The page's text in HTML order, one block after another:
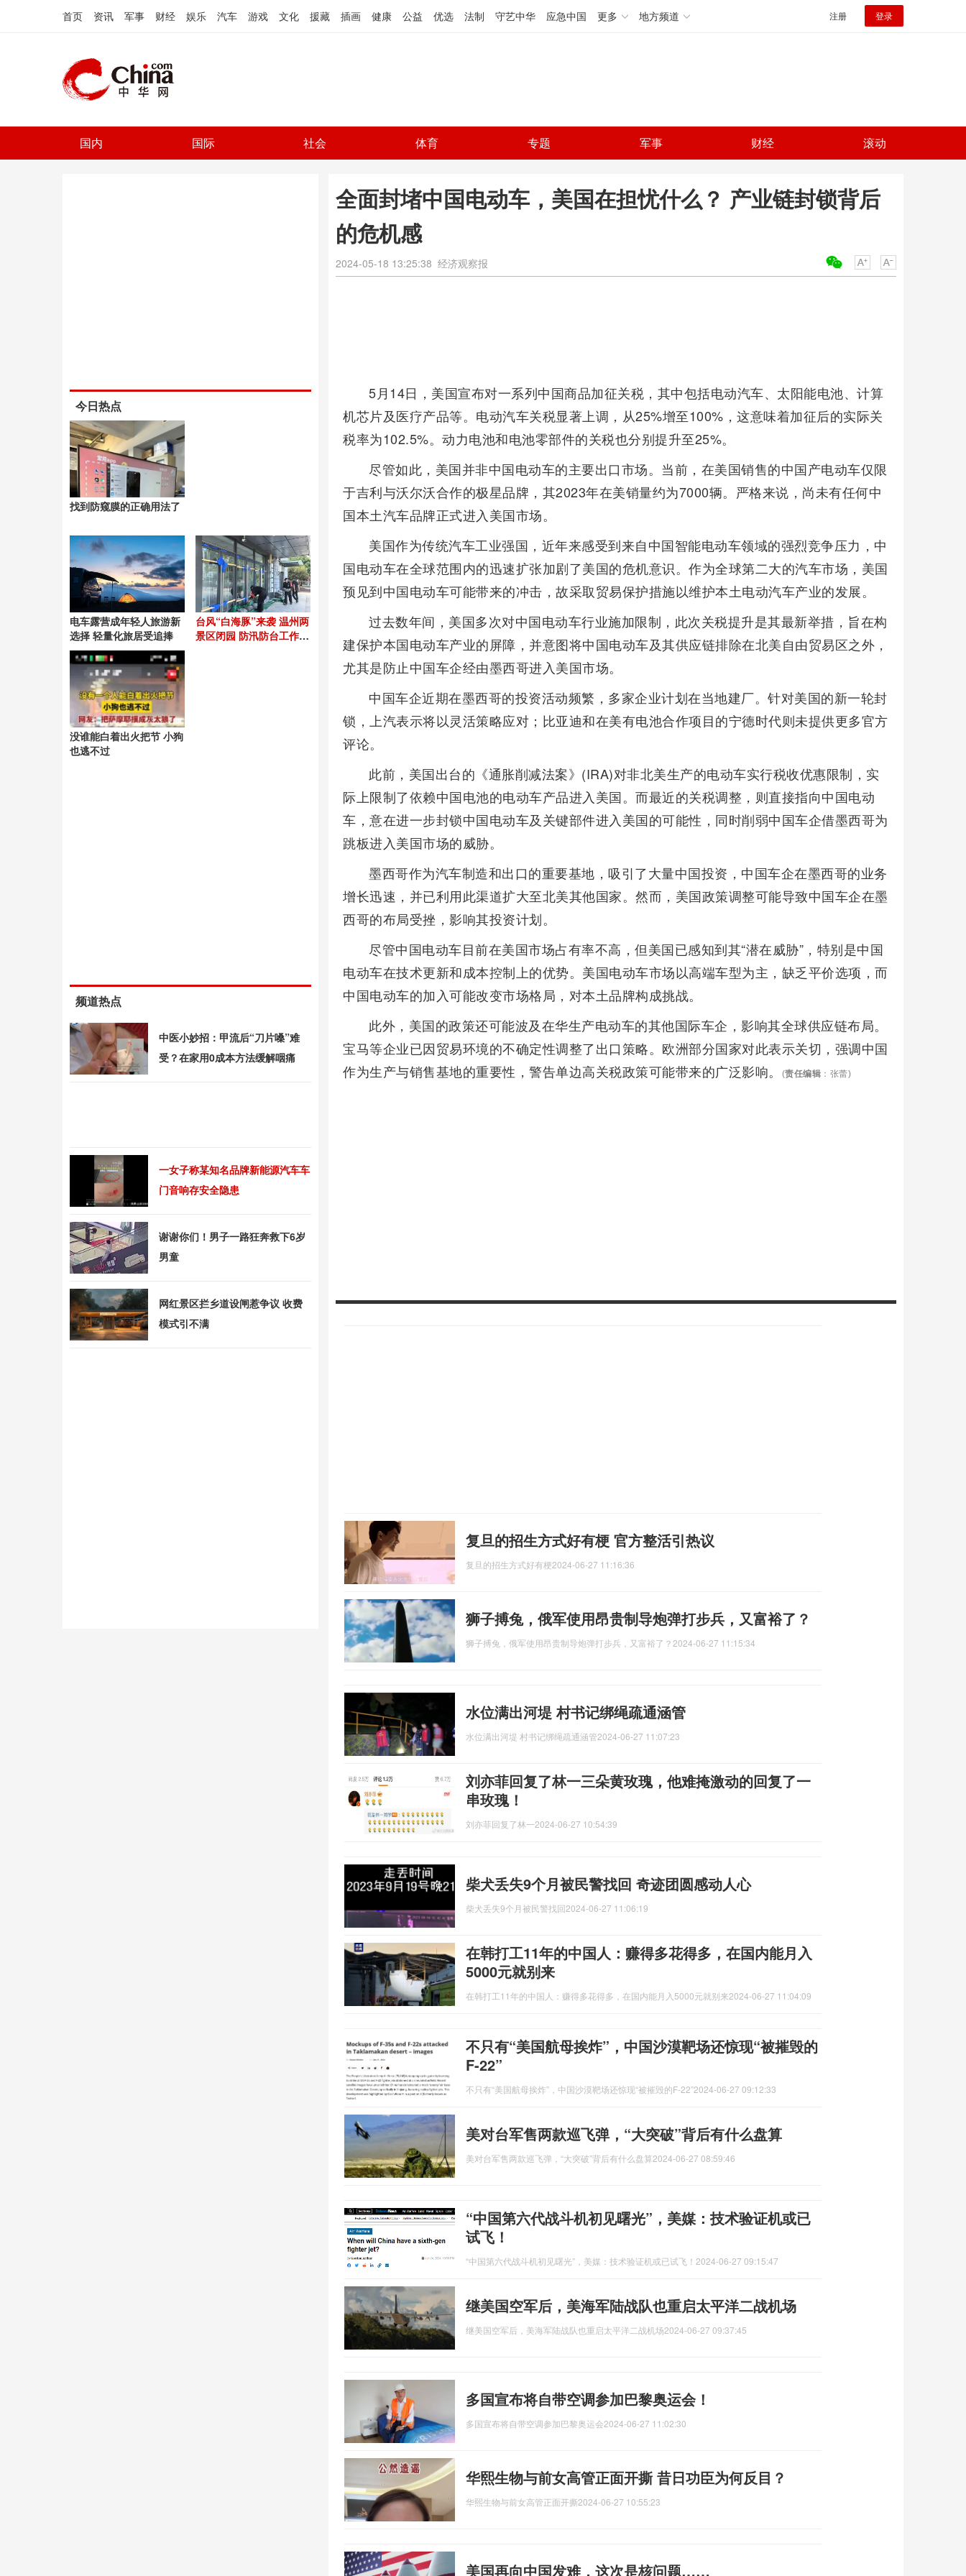
首页 资讯 军事 财经 娱乐 汽车 游戏 文化 援藏 插画 健康 公益 优选 法制 守艺中华 应急中国 更多 地方频道 注册 登录
国内 国际 社会 体育 专题 军事 财经 滚动
全面封堵中国电动车，美国在担忧什么？ 产业链封锁背后
的危机感
2024-05-18 13:25:38 经济观察报
5月14日，美国宣布对一系列中国商品加征关税，其中包括电动汽车、太阳能电池、计算
机芯片及医疗产品等。电动汽车关税显著上调，从25%增至100%，这意味着加征后的实际关
税率为102.5%。动力电池和电池零部件的关税也分别提升至25%。
尽管如此，美国并非中国电动车的主要出口市场。当前，在美国销售的中国产电动车仅限
于吉利与沃尔沃合作的极星品牌，其2023年在美销量约为7000辆。严格来说，尚未有任何中
国本土汽车品牌正式进入美国市场。
美国作为传统汽车工业强国，近年来感受到来自中国智能电动车领域的强烈竞争压力，中
国电动车在全球范围内的迅速扩张加剧了美国的危机意识。作为全球第二大的汽车市场，美国
预见到中国电动车可能带来的冲击，故采取贸易保护措施以维护本土电动汽车产业的发展。
过去数年间，美国多次对中国电动车行业施加限制，此次关税提升是其最新举措，旨在构
建保护本国电动车产业的屏障，并意图将中国电动车及其供应链排除在北美自由贸易区之外，
尤其是防止中国车企经由墨西哥进入美国市场。
中国车企近期在墨西哥的投资活动频繁，多家企业计划在当地建厂。针对美国的新一轮封
锁，上汽表示将以灵活策略应对；比亚迪和在美有电池合作项目的宁德时代则未提供更多官方
评论。
此前，美国出台的《通胀削减法案》(IRA)对非北美生产的电动车实行税收优惠限制，实
际上限制了依赖中国电池的电动车产品进入美国。而最近的关税调整，则直接指向中国电动
车，意在进一步封锁中国电动车及关键部件进入美国的可能性，同时削弱中国车企借墨西哥为
跳板进入美国市场的威胁。
墨西哥作为汽车制造和出口的重要基地，吸引了大量中国投资，中国车企在墨西哥的业务
增长迅速，并已利用此渠道扩大至北美其他国家。然而，美国政策调整可能导致中国车企在墨
西哥的布局受挫，影响其投资计划。
尽管中国电动车目前在美国市场占有率不高，但美国已感知到其“潜在威胁”，特别是中国
电动车在技术更新和成本控制上的优势。美国电动车市场以高端车型为主，缺乏平价选项，而
中国电动车的加入可能改变市场格局，对本土品牌构成挑战。
此外，美国的政策还可能波及在华生产电动车的其他国际车企，影响其全球供应链布局。
宝马等企业已因贸易环境的不确定性调整了出口策略。欧洲部分国家对此表示关切，强调中国
作为生产与销售基地的重要性，警告单边高关税政策可能带来的广泛影响。
(责任编辑 ：张蕾)
复旦的招生方式好有梗 官方整活引热议
复旦的招生方式好有梗2024-06-27 11:16:36
狮子搏兔，俄军使用昂贵制导炮弹打步兵，又富裕了？
狮子搏兔，俄军使用昂贵制导炮弹打步兵，又富裕了？ 2024-06-27 11:15:34
水位满出河堤 村书记绑绳疏通涵管
水位满出河堤 村书记绑绳疏通涵管2024-06-27 11:07:23
刘亦菲回复了林一三朵黄玫瑰，他难掩激动的回复了一
串玫瑰！
刘亦菲回复了林一2024-06-27 10:54:39
柴犬丢失9个月被民警找回 奇迹团圆感动人心
柴犬丢失9个月被民警找回2024-06-27 11:06:19
在韩打工11年的中国人：赚得多花得多，在国内能月入
5000元就别来
在韩打工11年的中国人：赚得多花得多，在国内能月入5000元就别来2024-06-27 11:04:09
不只有“美国航母挨炸”，中国沙漠靶场还惊现“被摧毁的
F-22”
不只有“美国航母挨炸”，中国沙漠靶场还惊现“被摧毁的F-22”2024-06-27 09:12:33
美对台军售两款巡飞弹，“大突破”背后有什么盘算
美对台军售两款巡飞弹，“大突破”背后有什么盘算2024-06-27 08:59:46
“中国第六代战斗机初见曙光”，美媒：技术验证机或已
试飞！
“中国第六代战斗机初见曙光”，美媒：技术验证机或已试飞！ 2024-06-27 09:15:47
继美国空军后，美海军陆战队也重启太平洋二战机场
继美国空军后，美海军陆战队也重启太平洋二战机场2024-06-27 09:37:45
多国宣布将自带空调参加巴黎奥运会！
多国宣布将自带空调参加巴黎奥运会2024-06-27 11:02:30
华熙生物与前女高管正面开撕 昔日功臣为何反目？
华熙生物与前女高管正面开撕2024-06-27 10:55:23
美国再向中国发难，这次是核问题……
今日热点
找到防窥膜的正确用法了 ​
电车露营成年轻人旅游新
选择 轻量化旅居受追捧
台风“白海豚”来袭 温州两
景区闭园 防汛防台工作有
没谁能白着出火把节 小狗
也逃不过
频道热点
中医小妙招：甲流后“刀片嗓”难
受？在家用0成本方法缓解咽痛
一女子称某知名品牌新能源汽车车
门音响存安全隐患
谢谢你们！男子一路狂奔救下6岁
男童
网红景区拦乡道设闸惹争议 收费
模式引不满